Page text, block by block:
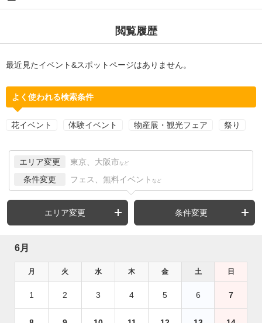
閲覧履歴
最近見たイベント&スポットページはありません。
よく使われる検索条件
花イベント 体験イベント 物産展・観光フェア 祭り
エリア変更 東京、大阪市 など
条件変更 フェス、無料イベント など
エリア変更 条件変更
6月
月 火 水 木 金 土 日
1 2 3 4 5 6 7